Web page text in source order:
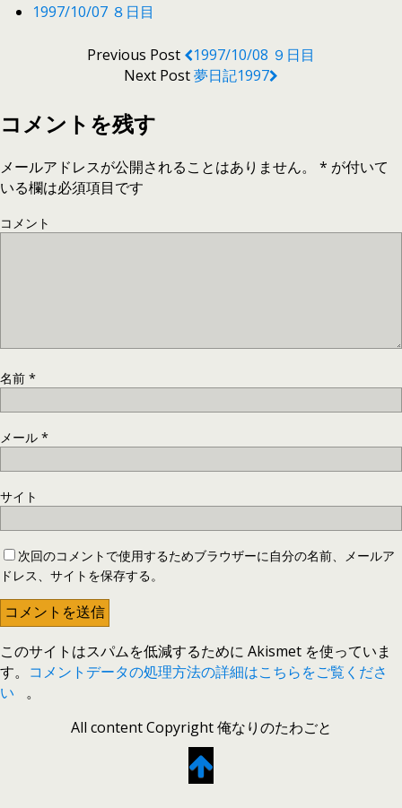
1997/10/07 ８日目
Previous Post
1997/10/08 ９日目
Next Post夢日記1997
コメントを残す
メールアドレスが公開されることはありません。 * が付いて
いる欄は必須項目です
コメント
名前 *
メール *
サイト
次回のコメントで使用するためブラウザーに自分の名前、メールア
ドレス、サイトを保存する。
このサイトはスパムを低減するために Akismet を使っていま
す。 コメントデータの処理方法の詳細はこちらをご覧くださ
い
。
All content Copyright 俺なりのたわごと